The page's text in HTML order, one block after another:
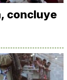
concluye